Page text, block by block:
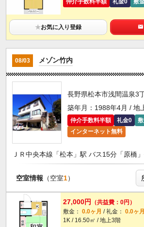
仲介手数料半額
礼金0 敷
★お気に入り登録
08/03 メゾン竹内
長野県松本市浅間温泉3
築年月：1988年4月 / 地
仲介手数料半額 礼金0
インターネット無料
ＪＲ中央本線「松本」駅 バス15分「原橋
空室情報 （空室1）
27,000円
（共益費：0円）
敷金： 0.0ヶ月 / 礼金： 0.0ヶ月
1K / 16.50㎡ / 地上3階